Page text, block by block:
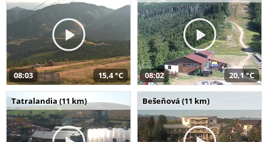
08:03 15,4 °C 08:02 20,1 °C
Tatralandia (11 km) Bešeňová (11 km)